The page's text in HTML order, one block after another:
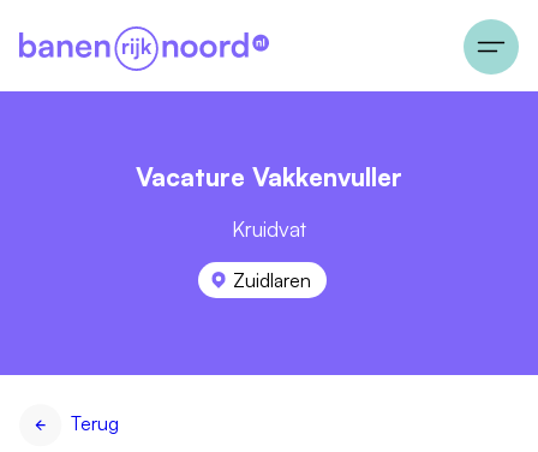
Vacature Vakkenvuller
Kruidvat
Zuidlaren
Terug